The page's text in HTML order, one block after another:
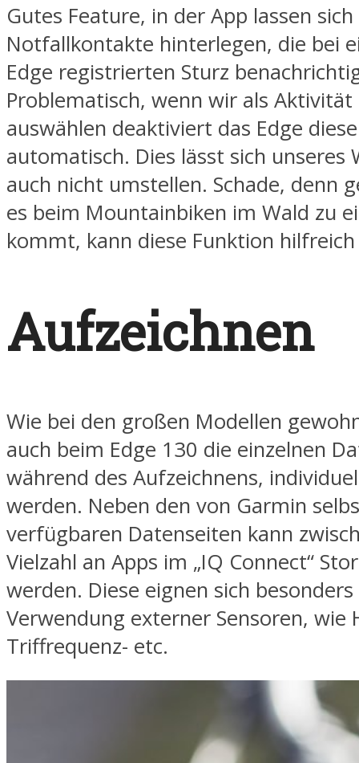
Gutes Feature, in der App lassen
Notfallkontakte hinterlegen, die bei
Edge registrierten Sturz
Problematisch, wenn wir als
auswählen deaktiviert das Edge
automatisch. Dies lässt sich unseres
auch nicht umstellen. Schade, denn
es beim Mountainbiken im Wald zu
kommt, kann diese Funktion
Aufzeichnen
Wie bei den großen Modellen
auch beim Edge 130 die einzelnen
während des Aufzeichnens,
werden. Neben den von Garmin
verfügbaren Datenseiten kann
Vielzahl an Apps im „IQ Connect“
werden. Diese eignen sich
Verwendung externer Sensoren, wie
Triffrequenz- etc.